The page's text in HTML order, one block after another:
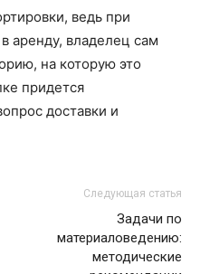
ведь при
аренду, владелец сам
на которую это
придется
доставки и
Следующая статья
Задачи по
материаловедению:
методические